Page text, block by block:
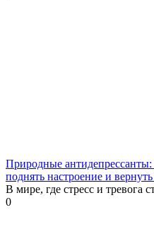
Природные
поднять настроение и
В мире, где стресс и тревога
0